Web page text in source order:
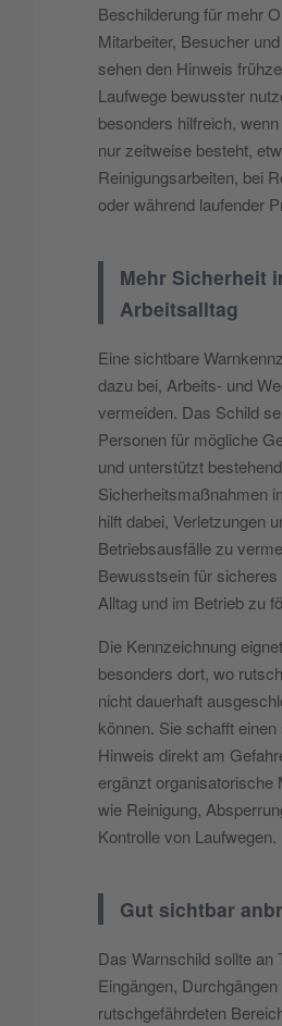
Beschilderung für mehr
Mitarbeiter, Besucher
sehen den Hinweis
Laufwege bewusster
besonders hilfreich,
nur zeitweise besteht,
Reinigungsarbeiten, bei
oder während laufender
Mehr Sicherheit
Arbeitsalltag
Eine sichtbare
dazu bei, Arbeits- und
vermeiden. Das Schild
Personen für mögliche
und unterstützt
Sicherheitsmaßnahmen
hilft dabei, Verletzungen
Betriebsausfälle zu
Bewusstsein für sicheres
Alltag und im Betrieb zu
Die Kennzeichnung
besonders dort, wo
nicht dauerhaft
können. Sie schafft einen
Hinweis direkt am
ergänzt organisatorische
wie Reinigung,
Kontrolle von Laufwegen.
Gut sichtbar
Das Warnschild sollte an
Eingängen,
rutschgefährdeten